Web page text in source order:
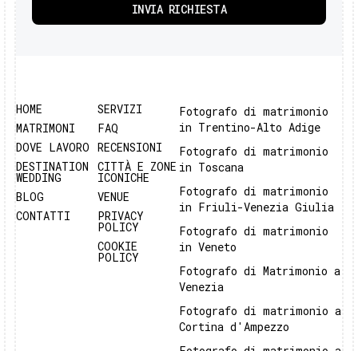
HOME
MATRIMONI
DOVE LAVORO
DESTINATION
WEDDING
BLOG
CONTATTI
SERVIZI
FAQ
RECENSIONI
CITTÀ E ZONE
ICONICHE
VENUE
PRIVACY
POLICY
COOKIE
POLICY
Fotografo di matrimonio
in Trentino-Alto Adige
Fotografo di matrimonio
in Toscana
Fotografo di matrimonio
in Friuli-Venezia Giulia
Fotografo di matrimonio
in Veneto
Fotografo di Matrimonio a
Venezia
Fotografo di matrimonio a
Cortina d'Ampezzo